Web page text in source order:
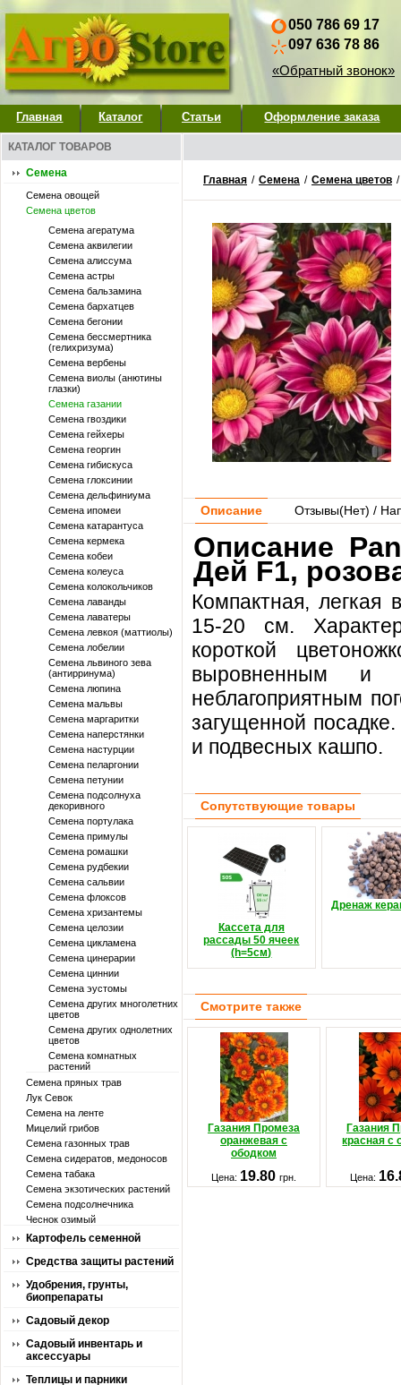
050 786 69 17
097 636 78 86
«Обратный звонок»
Главная Каталог Статьи Оформление заказа
КАТАЛОГ ТОВАРОВ
Семена
Семена овощей
Семена цветов
Семена агератума
Семена аквилегии
Семена алиссума
Семена астры
Семена бальзамина
Семена бархатцев
Семена бегонии
Семена бессмертника
(гелихризума)
Семена вербены
Семена виолы (анютины
глазки)
Семена газании
Семена гвоздики
Семена гейхеры
Семена георгин
Семена гибискуса
Семена глоксинии
Семена дельфиниума
Семена ипомеи
Семена катарантуса
Семена кермека
Семена кобеи
Семена колеуса
Семена колокольчиков
Семена лаванды
Семена лаватеры
Семена левкоя (маттиолы)
Семена лобелии
Семена львиного зева
(антирринума)
Семена люпина
Семена мальвы
Семена маргаритки
Семена наперстянки
Семена настурции
Семена пеларгонии
Семена петунии
Семена подсолнуха
декоривного
Семена портулака
Семена примулы
Семена ромашки
Семена рудбекии
Семена сальвии
Семена флоксов
Семена хризантемы
Семена целозии
Семена цикламена
Семена цинерарии
Семена циннии
Семена эустомы
Семена других многолетних
цветов
Семена других однолетних
цветов
Семена комнатных
растений
Семена пряных трав
Лук Севок
Семена на ленте
Мицелий грибов
Семена газонных трав
Семена сидератов, медоносов
Семена табака
Семена экзотических растений
Семена подсолнечника
Чеснок озимый
Картофель семенной
Средства защиты растений
Удобрения, грунты,
биопрепараты
Садовый декор
Садовый инвентарь и
аксессуары
Теплицы и парники
Главная / Семена / Семена цветов /
Описание Отзывы(Нет) /
Описание
Дей F1,
Компактная,
15-20 см.
короткой
выровненным и
неблагоприятным
загущенной
и подвесных кашпо.
Сопутствующие товары
Кассета для
рассады 50 ячеек
(h=5см)
Дренаж
Смотрите также
Газания Промеза
оранжевая с
ободком
Газания
красная с
Цена: 19.80 грн. Цена: